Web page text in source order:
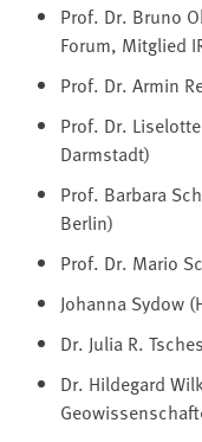
Prof. Dr. Bruno
Forum, Mitglied
Prof. Dr. Armin
Prof. Dr.
Darmstadt)
Prof. Barbara
Berlin)
Prof. Dr. Mario
Johanna Sydow
Dr. Julia R.
Dr. Hildegard